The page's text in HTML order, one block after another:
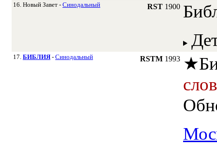
16. Новый Завет - Синодальный RST 1900
17. БИБЛИЯ - Синодальный RSTM 1993 ★